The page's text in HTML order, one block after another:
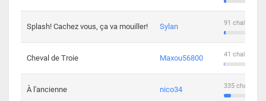
Splash! Cachez vous, ça va mouiller! Sylan 91
Cheval de Troie Maxou56800 41
À l'ancienne nico34 335